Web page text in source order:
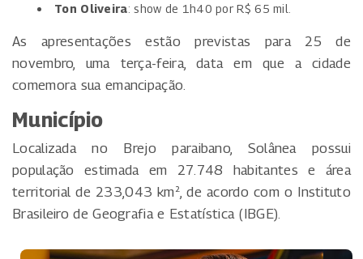
Ton Oliveira: show de 1h40 por R$ 65 mil.
As apresentações estão previstas para 25 de
novembro, uma terça-feira, data em que a cidade
comemora sua emancipação.
Município
Localizada no Brejo paraibano, Solânea possui
população estimada em 27.748 habitantes e área
territorial de 233,043 km², de acordo com o Instituto
Brasileiro de Geografia e Estatística (IBGE).